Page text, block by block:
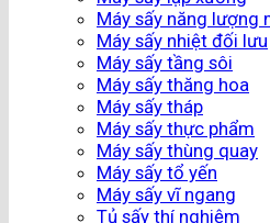
Máy sấy năng lượng
Máy sấy nhiệt đối lưu
Máy sấy tầng sôi
Máy sấy thăng hoa
Máy sấy tháp
Máy sấy thực phẩm
Máy sấy thùng quay
Máy sấy tổ yến
Máy sấy vĩ ngang
Tủ sấy thí nghiệm